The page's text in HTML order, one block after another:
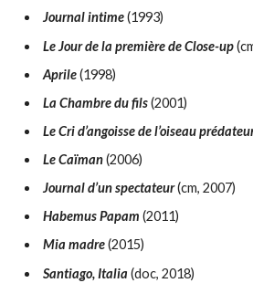
Journal intime(1993)
Le Jour de la première de Close-up
Aprile(1998)
La Chambre du fils(2001)
Le Cri d’angoisse de l’oiseau
Le Caïman(2006)
Journal d’un spectateur(cm, 2007)
Habemus Papam (2011)
Mia madre(2015)
Santiago, Italia (doc, 2018)